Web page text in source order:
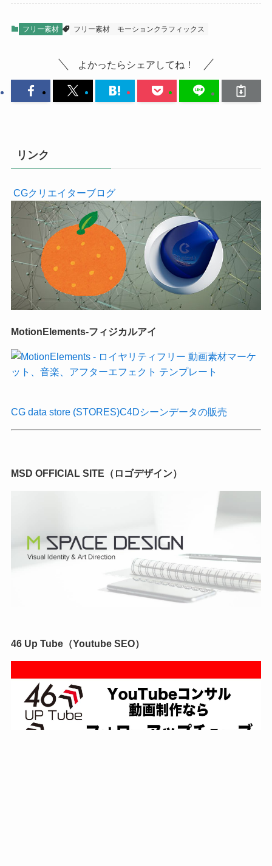
フリー素材 フリー素材 モーションクラフィックス
よかったらシェアしてね！
リンク
CGクリエイターブログ
MotionElements-フィジカルアイ
CG data store (STORES)C4Dシーンデータの販売
MSD OFFICIAL SITE（ロゴデザイン）
46 Up Tube（Youtube SEO）